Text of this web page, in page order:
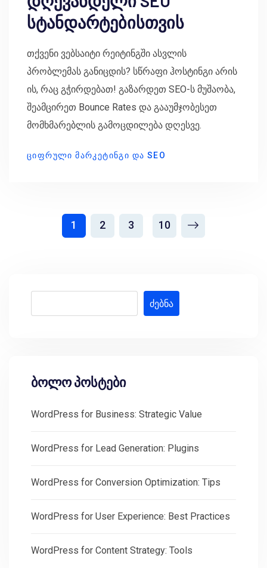
სტანდარტებისთვის
თქვენი ვებსაიტი რეიტინგში ასვლის
პრობლემას განიცდის? სწრაფი ჰოსტინგი არის
ის, რაც გჭირდებათ! გაზარდეთ SEO-ს მუშაობა,
შეამცირეთ Bounce Rates და გააუმჯობესეთ
მომხმარებლის გამოცდილება დღესვე.
ᲪᲘᲤᲠᲣᲚᲘ ᲛᲐᲠᲙᲔᲢᲘᲜᲒᲘ ᲓᲐ SEO
1 2 3 10
ძებნა
ბოლო პოსტები
WordPress for Business: Strategic Value
WordPress for Lead Generation: Plugins
WordPress for Conversion Optimization: Tips
WordPress for User Experience: Best Practices
WordPress for Content Strategy: Tools